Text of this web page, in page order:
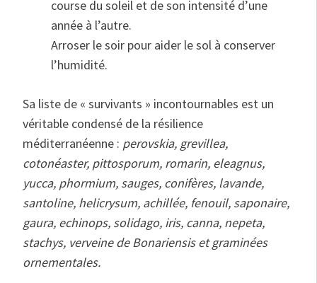
course du soleil et de son intensité d’une
année à l’autre.
Arroser le soir pour aider le sol à conserver
l’humidité.
Sa liste de « survivants » incontournables est un
véritable condensé de la résilience
méditerranéenne : perovskia, grevillea,
cotonéaster, pittosporum, romarin, eleagnus,
yucca, phormium, sauges, conifères, lavande,
santoline, helicrysum, achillée, fenouil, saponaire,
gaura, echinops, solidago, iris, canna, nepeta,
stachys, verveine de Bonariensis et graminées
ornementales.